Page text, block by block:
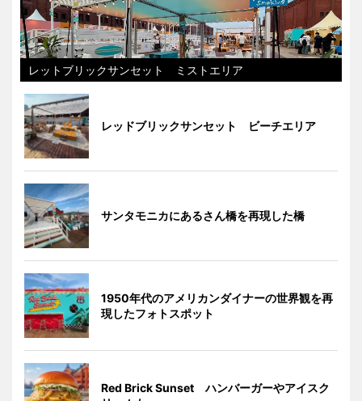
レットブリックサンセット ミストエリア
レッドブリックサンセット ビーチエリア
サンタモニカにあるさん橋を再現した橋
1950年代のアメリカンダイナーの世界観を再
現したフォトスポット
Red Brick Sunset ハンバーガーやアイスク